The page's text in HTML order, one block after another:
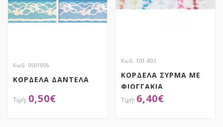
Κωδ. 0501056
ΚΟΡΔΕΛΑ ΔΑΝΤΕΛΑ
0,50€
Κωδ. 101-803
ΚΟΡΔΕΛΑ ΣΥΡΜΑ ΜΕ
ΦΙΟΓΓΑΚΙΑ
ΟΡΓΑΝΤΙΝΑΣ
6,40€